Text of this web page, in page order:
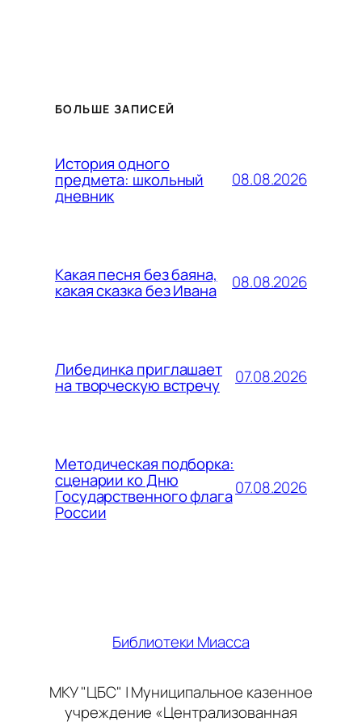
БОЛЬШЕ ЗАПИСЕЙ
История одного
предмета: школьный
дневник
08.08.2026
Какая песня без баяна,
какая сказка без Ивана 08.08.2026
Либединка приглашает
на творческую встречу 07.08.2026
Методическая подборка:
сценарии ко Дню
Государственного флага
России
07.08.2026
Библиотеки Миасса
МКУ "ЦБС" | Муниципальное казенное
учреждение «Централизованная